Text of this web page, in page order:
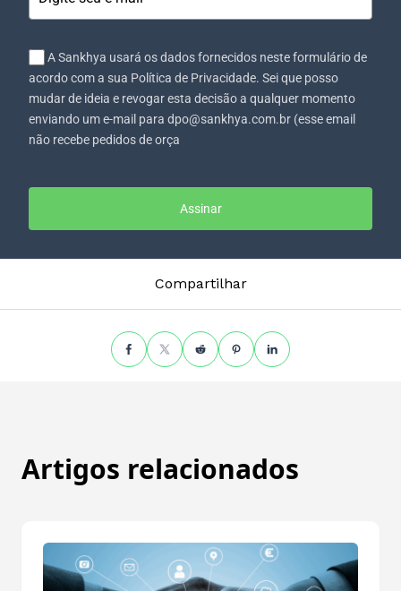
A Sankhya usará os dados fornecidos neste formulário de
acordo com a sua Política de Privacidade. Sei que posso
mudar de ideia e revogar esta decisão a qualquer momento
enviando um e-mail para dpo@sankhya.com.br (esse email
não recebe pedidos de orça
Assinar
Compartilhar
Artigos relacionados